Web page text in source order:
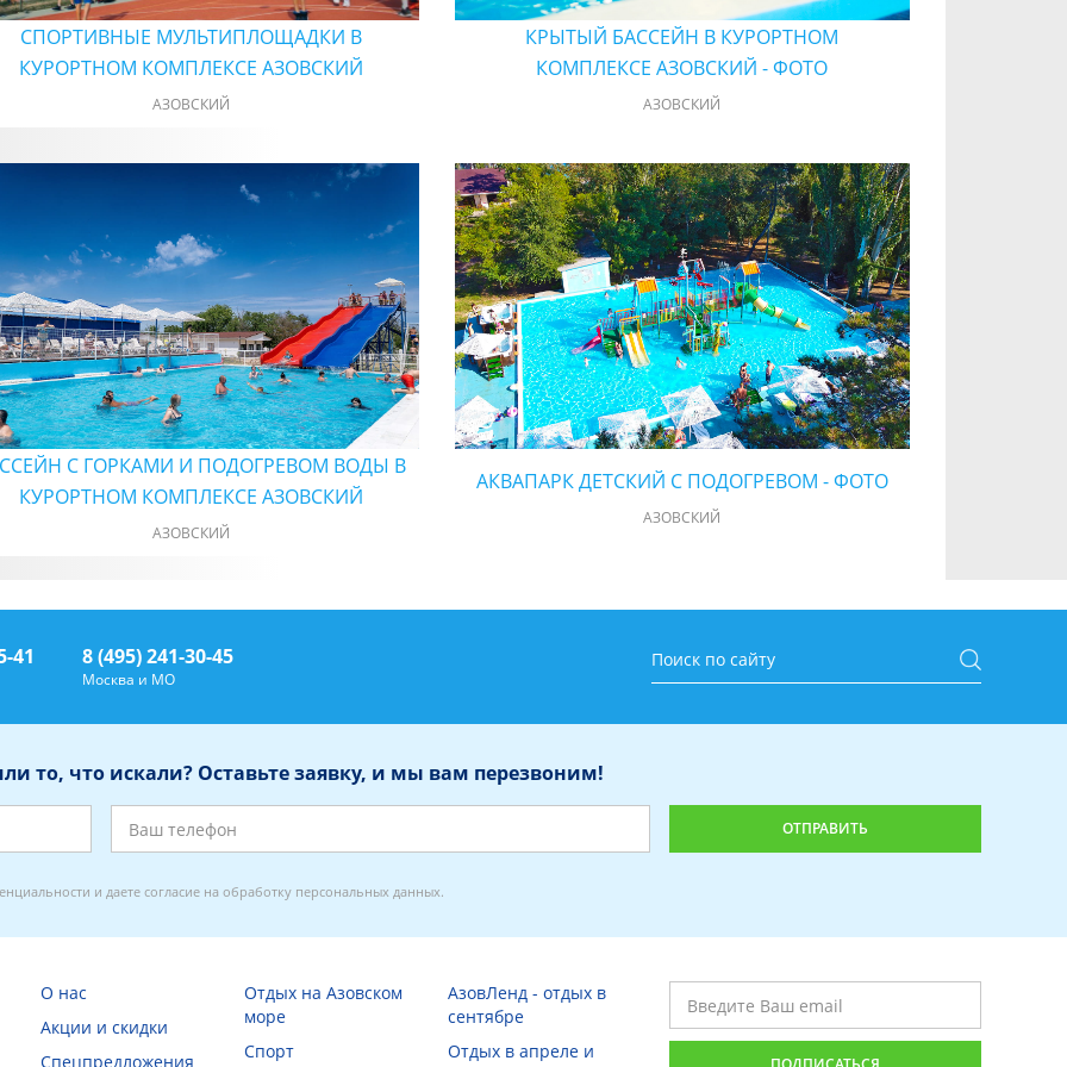
СПОРТИВНЫЕ МУЛЬТИПЛОЩАДКИ В
КУРОРТНОМ КОМПЛЕКСЕ АЗОВСКИЙ
АЗОВСКИЙ
КРЫТЫЙ БАССЕЙН В КУРОРТНОМ
КОМПЛЕКСЕ АЗОВСКИЙ - ФОТО
АЗОВСКИЙ
С ГОРКАМИ И ПОДОГРЕВОМ ВОДЫ В
КУРОРТНОМ КОМПЛЕКСЕ АЗОВСКИЙ
АЗОВСКИЙ
АКВАПАРК ДЕТСКИЙ С ПОДОГРЕВОМ - ФОТО
АЗОВСКИЙ
41 8 (495) 241-30-45
Москва и МО
то, что искали? Оставьте заявку, и мы вам перезвоним!
и даете согласие на обработку персональных данных.
О нас
Акции и скидки
Спецпредложения
Отдых на Азовском
море
Спорт
АзовЛенд - отдых в
сентябре
Отдых в апреле и